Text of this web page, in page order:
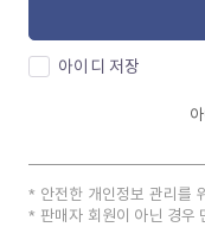
아이디 저장
안전한 개인정보 관리를
판매자 회원이 아닌 경우